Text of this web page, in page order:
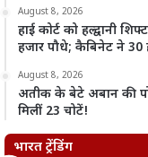
August 8, 2026
हाई कोर्ट को हल्द्वानी
हजार पौधे; कैबिनेट ने 30
August 8, 2026
अतीक के बेटे अबान की
मिलीं 23 चोटें!
भारत ट्रेंडिंग